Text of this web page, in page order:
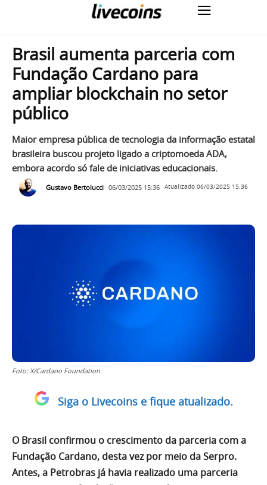
Brasil aumenta parceria com
Fundação Cardano para
ampliar blockchain no setor
público
Maior empresa pública de tecnologia da informação estatal
brasileira buscou projeto ligado a criptomoeda ADA,
embora acordo só fale de iniciativas educacionais.
Gustavo Bertolucci 06/03/2025 15:36 Atualizado 06/03/2025 15:36
Foto: X/Cardano Foundation.
Siga o Livecoins e fique atualizado.
O Brasil confirmou o crescimento da parceria com a
Fundação Cardano, desta vez por meio da Serpro.
Antes, a Petrobras já havia realizado uma parceria